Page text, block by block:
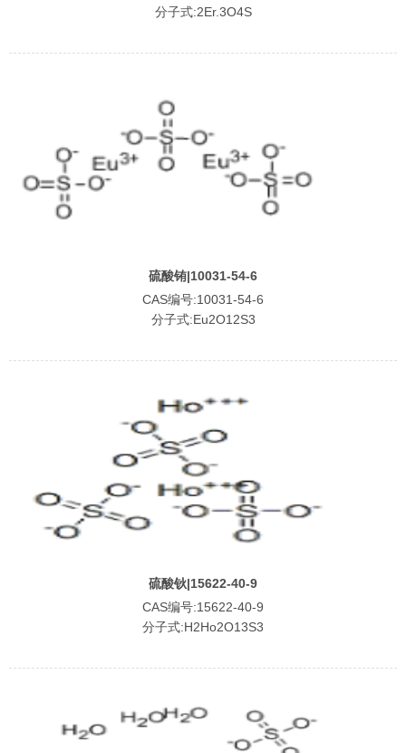
分子式:2Er.3O4S
硫酸铕|10031-54-6
CAS编号:10031-54-6
分子式:Eu2O12S3
硫酸钬|15622-40-9
CAS编号:15622-40-9
分子式:H2Ho2O13S3